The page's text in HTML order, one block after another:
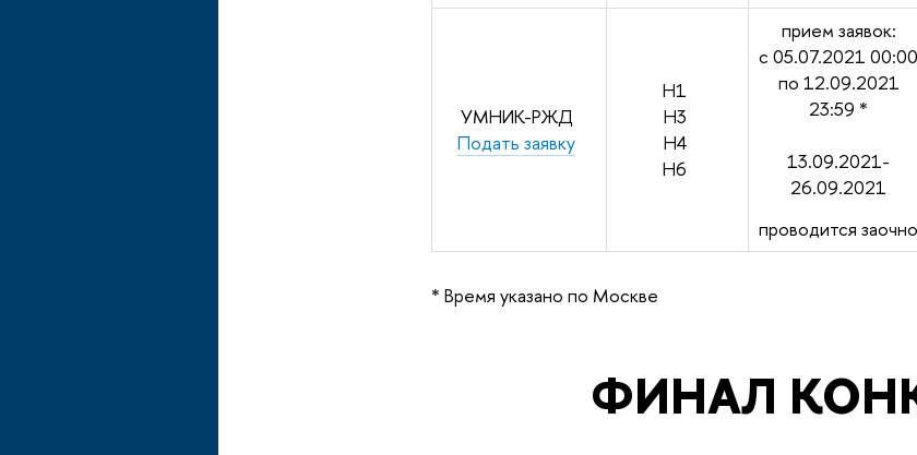
УМНИК-РЖД
Подать заявку
Н1
Н3
Н4
Н6
прием заявок:
с 05.07.2021 00:00
по 12.09.2021
23:59 *
13.09.2021-
26.09.2021
проводится заочно
* Время указано по Москве
ФИНАЛ